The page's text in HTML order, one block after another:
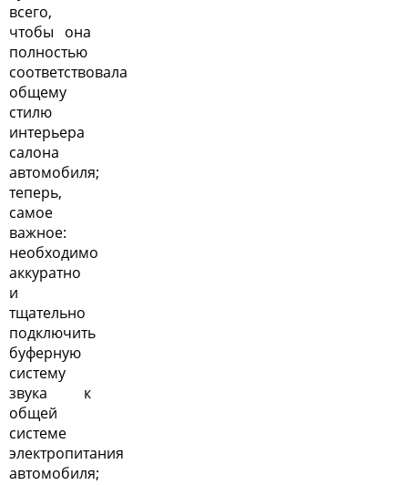
всего,
чтобы она
полностью
соответствовала
общему
стилю
интерьера
салона
автомобиля;
теперь,
самое
важное:
необходимо
аккуратно
и
тщательно
подключить
буферную
систему
звука к
общей
системе
электропитания
автомобиля;